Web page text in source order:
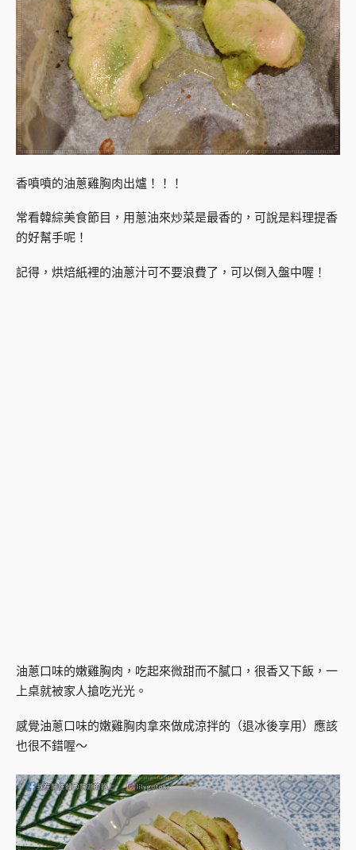
香噴噴的油蔥雞胸肉出爐！！！
常看韓綜美食節目，用蔥油來炒菜是最香的，可說是料理提香
的好幫手呢！
記得，烘焙紙裡的油蔥汁可不要浪費了，可以倒入盤中喔！
油蔥口味的嫩雞胸肉，吃起來微甜而不膩口，很香又下飯，一
上桌就被家人搶吃光光。
感覺油蔥口味的嫩雞胸肉拿來做成涼拌的（退冰後享用）應該
也很不錯喔～